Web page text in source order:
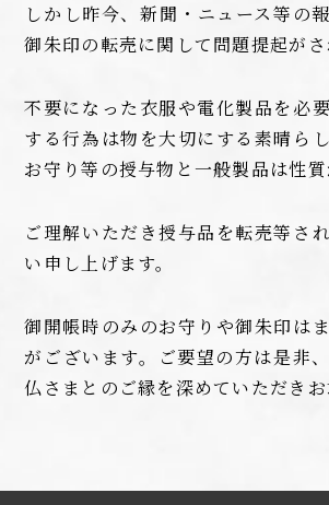
しかし昨今、新聞・ニュース等の
御朱印の転売に関して問題提起がさ
不要になった衣服や電化製品を必
する行為は物を大切にする素晴ら
お守り等の授与物と一般製品は性質
ご理解いただき授与品を転売等さ
い申し上げます。
御開帳時のみのお守りや御朱印は
がございます。ご要望の方は是非
仏さまとのご縁を深めていただきお